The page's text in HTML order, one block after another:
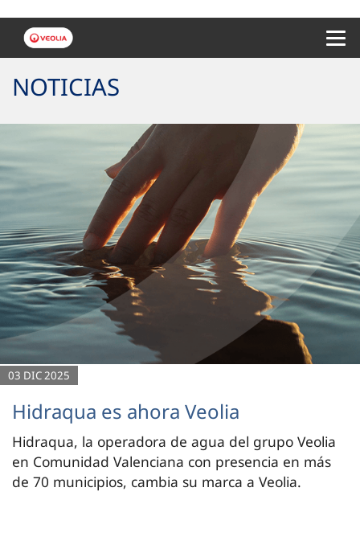
NOTICIAS
03 DIC 2025
Hidraqua es ahora Veolia
Hidraqua, la operadora de agua del grupo Veolia
en Comunidad Valenciana con presencia en más
de 70 municipios, cambia su marca a Veolia.